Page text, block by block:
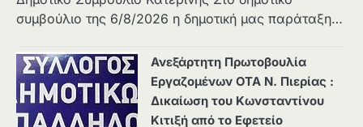
συμβούλιο της 6/8/2026 η δημοτική μας παράταξη…
Ανεξάρτητη Πρωτοβουλία
Εργαζομένων ΟΤΑ Ν. Πιερίας :
Δικαίωση του Κωνσταντίνου
Κιτιξή από το Εφετείο